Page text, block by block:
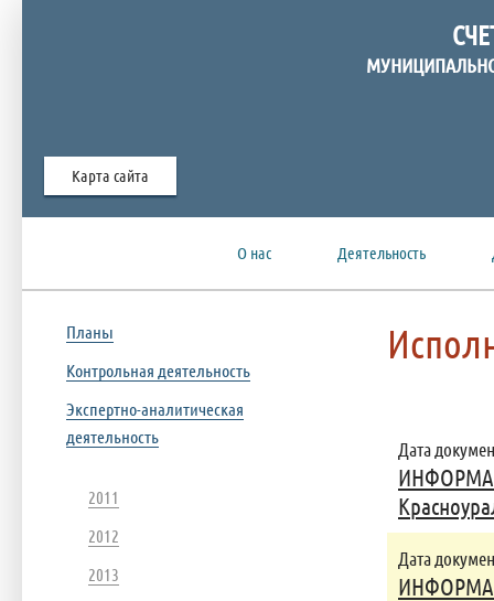
Карта сайта
О нас Деятельность
Дата
Дата
Планы
Контрольная деятельность
Экспертно-аналитическая
деятельность
2011
2012
2013